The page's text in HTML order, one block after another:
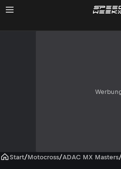
Start/Motocross/ADAC MX Masters